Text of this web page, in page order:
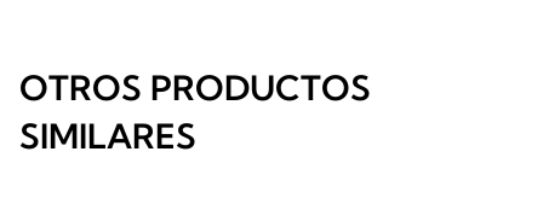
OTROS PRODUCTOS
SIMILARES